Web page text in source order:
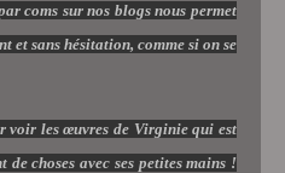
coms sur nos blogs nous permet
et sans hésitation, comme si on se
voir les œuvres de Virginie qui est
choses avec ses petites mains !